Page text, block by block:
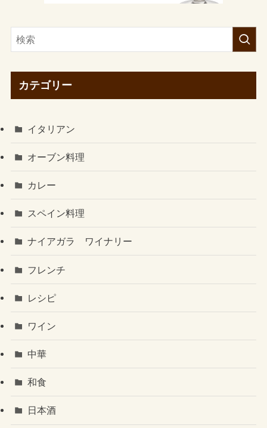
カテゴリー
イタリアン
オーブン料理
カレー
スペイン料理
ナイアガラ ワイナリー
フレンチ
レシピ
ワイン
中華
和食
日本酒